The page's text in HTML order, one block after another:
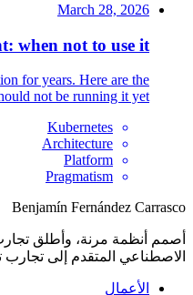
March 28, 2026
when not to use it
for years. Here are the
not be running it yet.
Kubernetes
Architecture
Platform
Pragmatism
Benjamín Fernández Carrasco
أصمم أنظمة مرنة، وأطلق
الاصطناعي المتقدم إلى
الأعمال